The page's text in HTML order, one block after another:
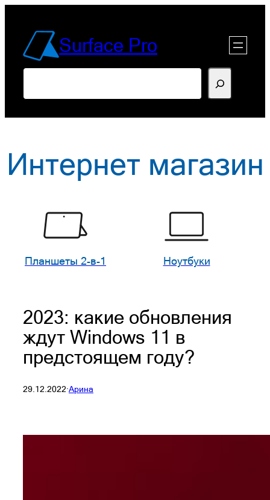
содержимомуSurface Pro
Интернет магазин
Планшеты 2-в-1 Ноутбуки
2023: какие обновления
ждут Windows 11 в
предстоящем году?
29.12.2022·Арина